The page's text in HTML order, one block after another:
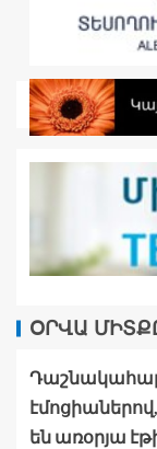
ՕՐՎԱ
են առօրյա